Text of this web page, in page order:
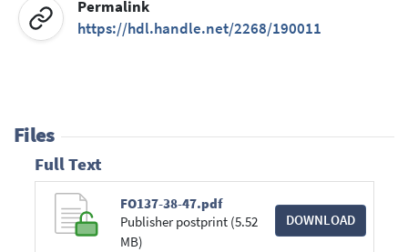
Permalink
https://hdl.handle.net/2268/190011
Files
Full Text
FO137-38-47.pdf
Publisher postprint (5.52
MB)
DOWNLOAD